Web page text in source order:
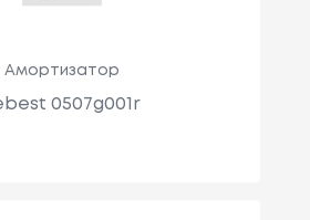
Амортизатор
0507g001r